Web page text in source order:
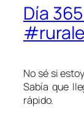
Día
No sé si
Sabía que
rápido.